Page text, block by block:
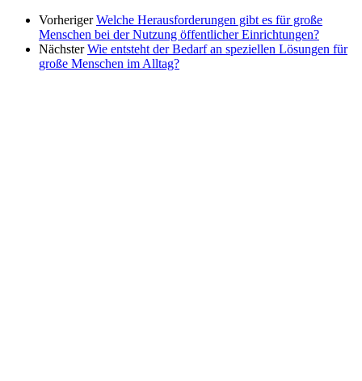
Vorheriger Welche Herausforderungen gibt es für große
Menschen bei der Nutzung öffentlicher Einrichtungen?
Nächster Wie entsteht der Bedarf an speziellen Lösungen für
große Menschen im Alltag?